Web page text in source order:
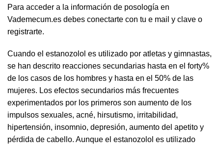
Para acceder a la información de posología en
Vademecum.es debes conectarte con tu e mail y clave o
registrarte.
Cuando el estanozolol es utilizado por atletas y gimnastas,
se han descrito reacciones secundarias hasta en el forty%
de los casos de los hombres y hasta en el 50% de las
mujeres. Los efectos secundarios más frecuentes
experimentados por los primeros son aumento de los
impulsos sexuales, acné, hirsutismo, irritabilidad,
hipertensión, insomnio, depresión, aumento del apetito y
pérdida de cabello. Aunque el estanozolol es utilizado